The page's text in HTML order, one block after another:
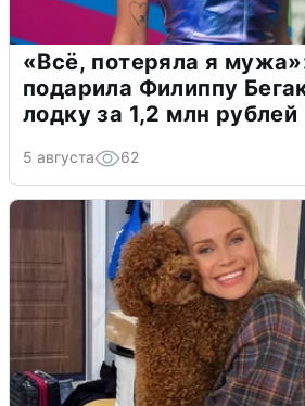
«Всё, потеряла я
подарила Филиппу
лодку за 1,2 млн рублей
5 августа 62